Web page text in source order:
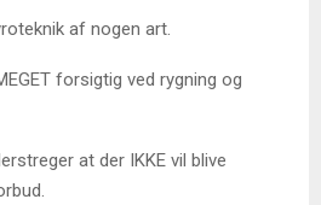
af nogen art.
forsigtig ved rygning og
at der IKKE vil blive